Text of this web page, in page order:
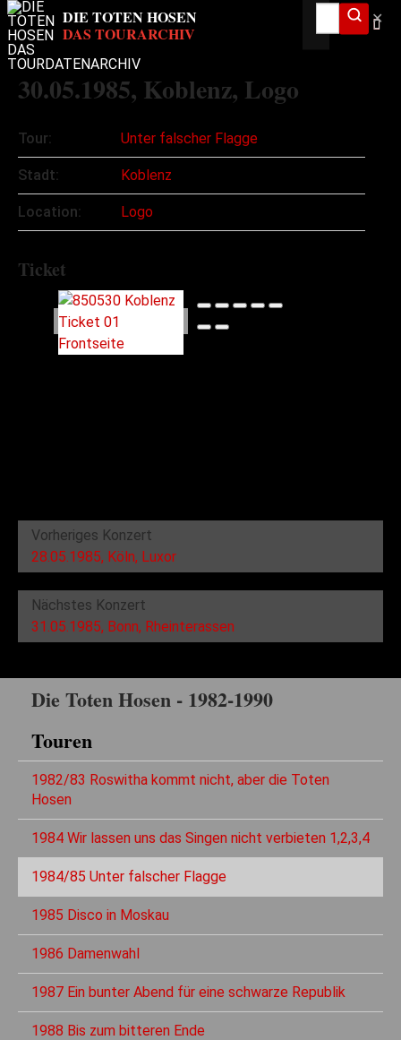
✕
30.05.1985, Koblenz, Logo
Tour: Unter falscher Flagge
Stadt: Koblenz
Location: Logo
Ticket
Vorheriges Konzert
28.05.1985, Köln, Luxor
Nächstes Konzert
31.05.1985, Bonn, Rheinterassen
Die Toten Hosen - 1982-1990
Touren
1982/83 Roswitha kommt nicht, aber die Toten
Hosen
1984 Wir lassen uns das Singen nicht verbieten 1,2,3,4
1984/85 Unter falscher Flagge
1985 Disco in Moskau
1986 Damenwahl
1987 Ein bunter Abend für eine schwarze Republik
1988 Bis zum bitteren Ende